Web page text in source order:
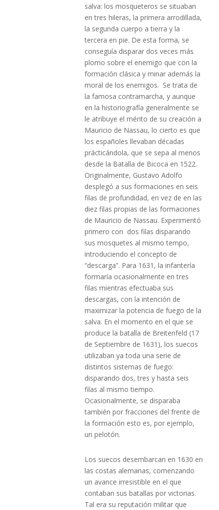
salva: los mosqueteros se situaban
en tres hileras, la primera arrodillada,
la segunda cuerpo a tierra y la
tercera en pie. De esta forma, se
conseguía disparar dos veces más
plomo sobre el enemigo que con la
formación clásica y minar además la
moral de los enemigos. Se trata de
la famosa contramarcha, y aunque
en la historiografía generalmente se
le atribuye el mérito de su creación a
Mauricio de Nassau, lo cierto es que
los españoles llevaban décadas
prácticándola, que se sepa al menos
desde la Batalla de Bicoca en 1522.
Originalmente, Gustavo Adolfo
desplegó a sus formaciones en seis
filas de profundidad, en vez de en las
diez filas propias de las formaciones
de Mauricio de Nassau. Experimentó
primero con dos filas disparando
sus mosquetes al mismo tempo,
introduciendo el concepto de
“descarga”. Para 1631, la infantería
formaría ocasionalmente en tres
filas mientras efectuaba sus
descargas, con la intención de
maximizar la potencia de fuego de la
salva. En el momento en el que se
produce la batalla de Breitenfeld (17
de Septiembre de 1631), los suecos
utilizaban ya toda una serie de
distintos sistemas de fuego:
disparando dos, tres y hasta seis
filas al mismo tiempo.
Ocasionalmente, se disparaba
también por fracciones del frente de
la formación esto es, por ejemplo,
un pelotón.
Los suecos desembarcan en 1630 en
las costas alemanas, comenzando
un avance irresistible en el que
contaban sus batallas por victorias.
Tal era su reputación militar que